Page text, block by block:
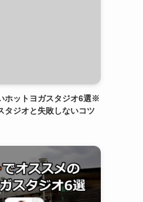
ホットヨガスタジオ6選※
タジオと失敗しないコツ